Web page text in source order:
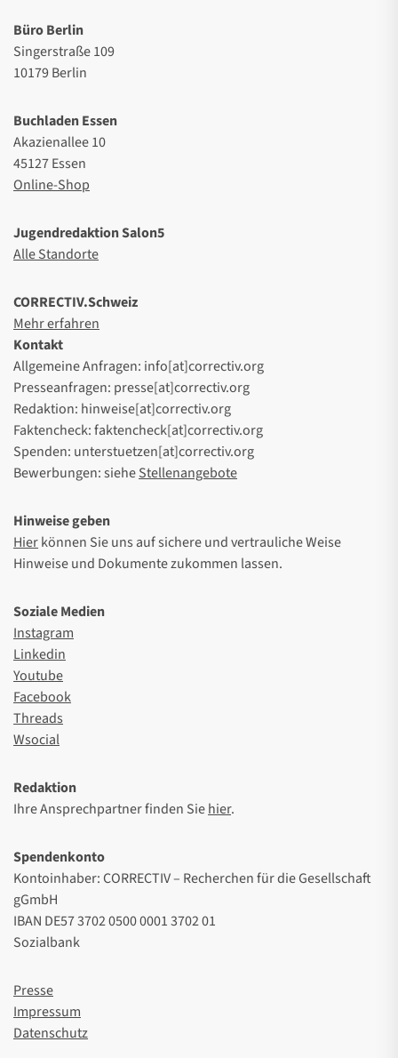
Büro Berlin
Singerstraße 109
10179 Berlin
Buchladen Essen
Akazienallee 10
45127 Essen
Online-Shop
Jugendredaktion Salon5
Alle Standorte
CORRECTIV.Schweiz
Mehr erfahren
Kontakt
Allgemeine Anfragen: info[at]correctiv.org
Presseanfragen: presse[at]correctiv.org
Redaktion: hinweise[at]correctiv.org
Faktencheck: faktencheck[at]correctiv.org
Spenden: unterstuetzen[at]correctiv.org
Bewerbungen: sieheStellenangebote
Hinweise geben
Hierkönnen Sie uns auf sichere und vertrauliche Weise
Hinweise und Dokumente zukommen lassen.
Soziale Medien
Instagram
Linkedin
Youtube
Facebook
Threads
Wsocial
Redaktion
Ihre Ansprechpartner finden Siehier.
Spendenkonto
Kontoinhaber: CORRECTIV – Recherchen für die Gesellschaft
gGmbH
IBAN DE57 3702 0500 0001 3702 01
Sozialbank
Presse
Impressum
Datenschutz